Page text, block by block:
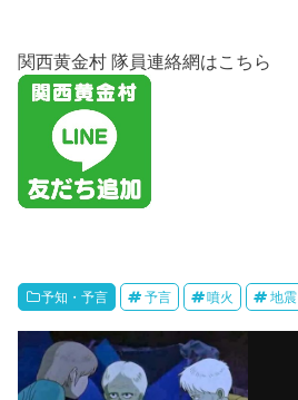
関西黄金村 隊員連絡網はこちら
予知・予言 予言 噴火 地震